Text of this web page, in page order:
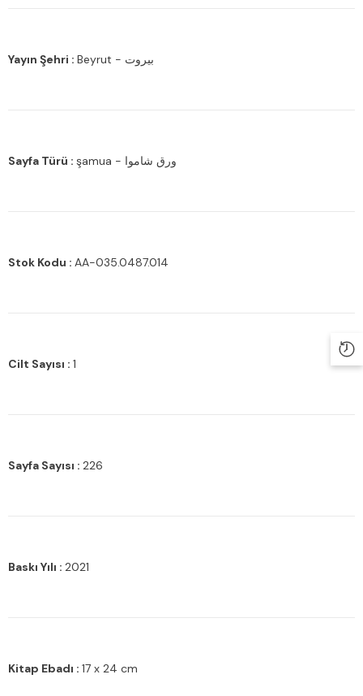
Yayın Şehri : Beyrut - بيروت
Sayfa Türü : şamua - ورق شاموا
Stok Kodu : AA-035.0487.014
Cilt Sayısı : 1
Sayfa Sayısı : 226
Baskı Yılı : 2021
Kitap Ebadı : 17 x 24 cm